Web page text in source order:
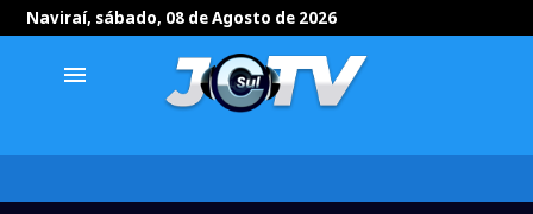
Naviraí, sábado, 08 de Agosto de 2026
menu